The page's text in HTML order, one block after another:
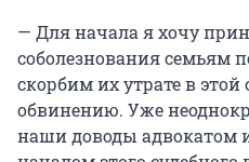
— Для начала я хочу
соболезнования семьям
скорбим их утрате в
обвинению. Уже
наши доводы адвокатом